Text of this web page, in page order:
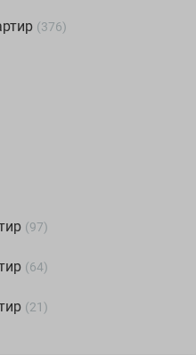
(376)
(97)
(64)
(21)